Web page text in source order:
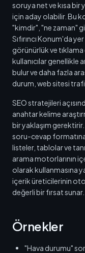
soruya net ve kısa bir
için aday olabilir. Bu
"kimdir", "ne zaman"
Sıfırıncı Konum'da
görünürlük ve tıklama
kullanıcılar genellikle
bulur ve daha fazla
durum, web sitesi
SEO stratejileri
anahtar kelime
bir yaklaşım gerektirir.
soru-cevap formatına
listeler, tablolar ve
arama motorlarının
olarak kullanmasına
içerik üreticilerinin
değerli bir fırsat sunar.
Örnekler
"Hava durumu"